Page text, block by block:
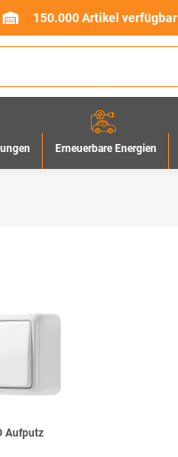
150.000 Artikel verfügbar
Erneuerbare Energien
Aufputz